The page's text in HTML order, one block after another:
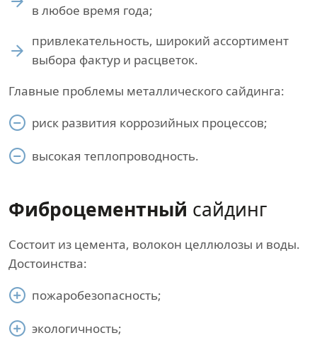
в любое время года;
привлекательность, широкий ассортимент
выбора фактур и расцветок.
Главные проблемы металлического сайдинга:
риск развития коррозийных процессов;
высокая теплопроводность.
Фиброцементный сайдинг
Состоит из цемента, волокон целлюлозы и воды.
Достоинства:
пожаробезопасность;
экологичность;